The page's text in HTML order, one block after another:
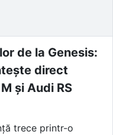
de la Genesis:
direct
și Audi RS
trece printr-o